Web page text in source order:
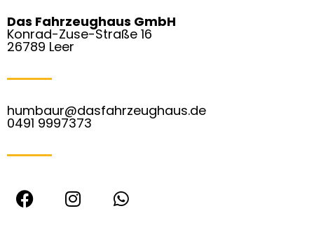
Das Fahrzeughaus GmbH
Konrad-Zuse-Straße 16
26789 Leer
humbaur@dasfahrzeughaus.de
0491 9997373
F
a
I
n
W
h